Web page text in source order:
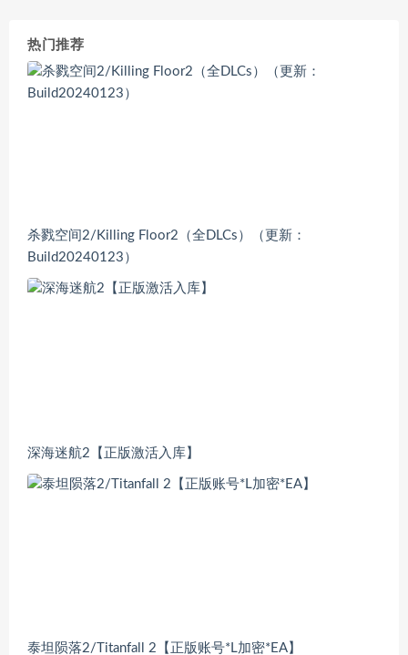
热门推荐
杀戮空间2/Killing Floor2（全DLCs）（更新：
Build20240123）
深海迷航2【正版激活入库】
泰坦陨落2/Titanfall 2【正版账号*L加密*EA】